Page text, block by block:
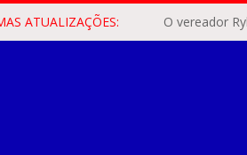
ATUALIZAÇÕES: